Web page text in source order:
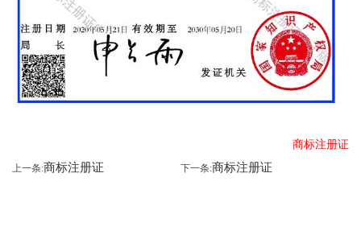
商标注册证
上一条:商标注册证 下一条:商标注册证